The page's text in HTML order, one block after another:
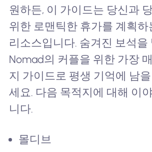
원하든, 이 가이드는 당신과
위한 로맨틱한 휴가를 계획하
리소스입니다. 숨겨진 보석을
Nomad의 커플을 위한 가장
지 가이드로 평생 기억에 남
세요. 다음 목적지에 대해 이
니다.
몰디브